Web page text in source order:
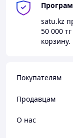
satu.kz
50 000 тг
корзину.
Покупателям
Продавцам
О нас